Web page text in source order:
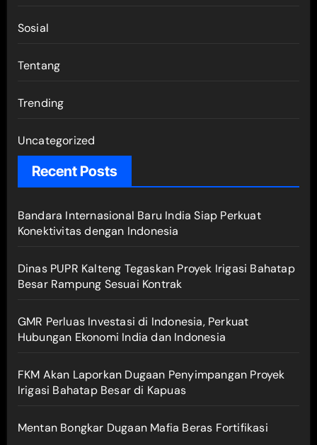
Sosial
Tentang
Trending
Uncategorized
Recent Posts
Bandara Internasional Baru India Siap Perkuat
Konektivitas dengan Indonesia
Dinas PUPR Kalteng Tegaskan Proyek Irigasi Bahatap
Besar Rampung Sesuai Kontrak
GMR Perluas Investasi di Indonesia, Perkuat
Hubungan Ekonomi India dan Indonesia
FKM Akan Laporkan Dugaan Penyimpangan Proyek
Irigasi Bahatap Besar di Kapuas
Mentan Bongkar Dugaan Mafia Beras Fortifikasi